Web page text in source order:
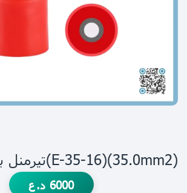
(35.0mm2)(E-35-16)تيرمنل بوتلس ملون
6000 د.ع